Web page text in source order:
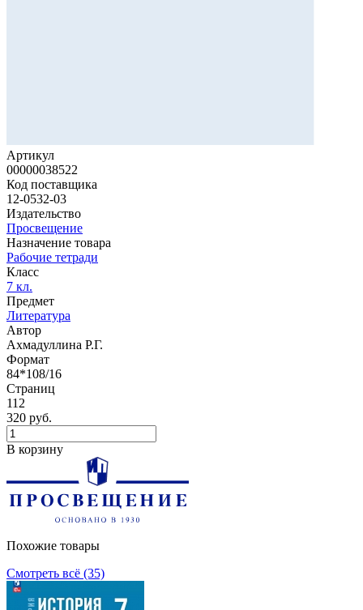
Артикул
00000038522
Код поставщика
12-0532-03
Издательство
Просвещение
Назначение товара
Рабочие тетради
Класс
7 кл.
Предмет
Литература
Автор
Ахмадуллина Р.Г.
Формат
84*108/16
Страниц
112
320 руб.
В корзину
Похожие товары
Смотреть всё (35)